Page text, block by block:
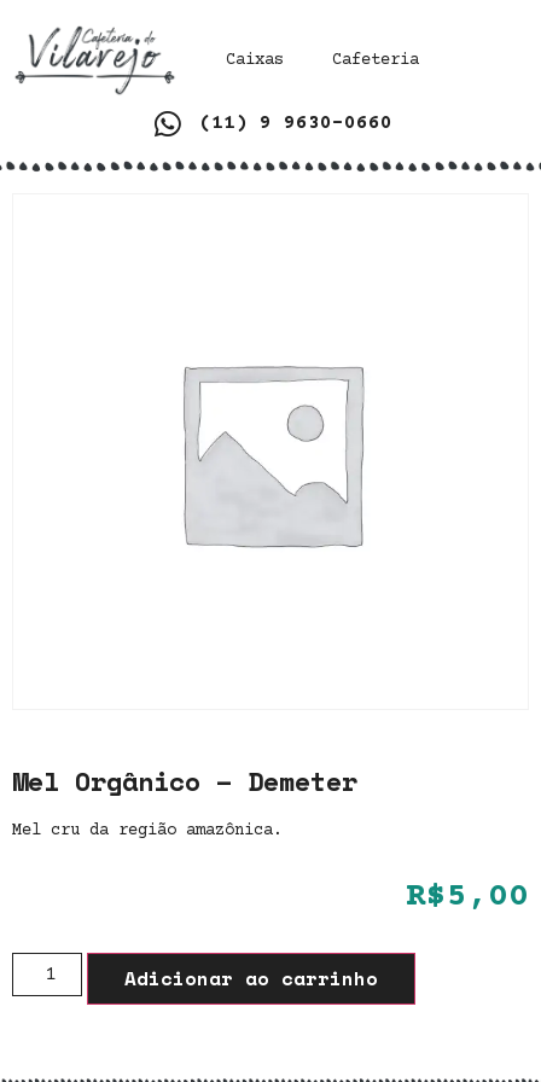
Caixas Cafeteria
(11) 9 9630-0660
Mel Orgânico – Demeter
Mel cru da região amazônica.
R$5,00
Adicionar ao carrinho